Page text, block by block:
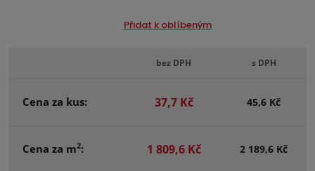
Přidat k oblíbeným
bez DPH s DPH
Cena za kus: 37,7 Kč 45,6 Kč
Cena za m2: 1 809,6 Kč 2 189,6 Kč